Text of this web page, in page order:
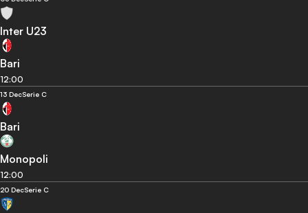
Inter U23
Bari
12:00
13 DecSerie C
Bari
Monopoli
12:00
20 DecSerie C